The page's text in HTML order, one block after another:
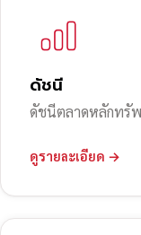
ดัชนี
ดัชนีตลาดหลักทรัพ
ดูรายละเอียด →